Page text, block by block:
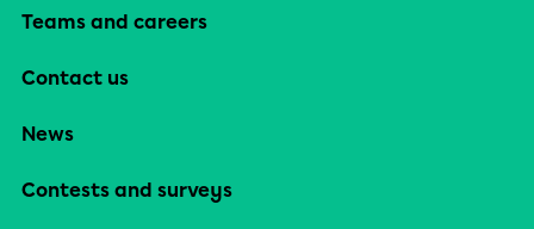
Teams and careers
Contact us
News
Contests and surveys